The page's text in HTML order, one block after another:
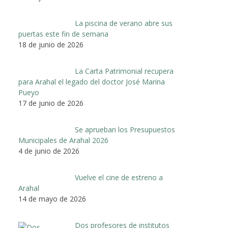
La piscina de verano abre sus
puertas este fin de semana
18 de junio de 2026
La Carta Patrimonial recupera
para Arahal el legado del doctor José Marina
Pueyo
17 de junio de 2026
Se aprueban los Presupuestos
Municipales de Arahal 2026
4 de junio de 2026
Vuelve el cine de estreno a
Arahal
14 de mayo de 2026
Dos profesores de institutos